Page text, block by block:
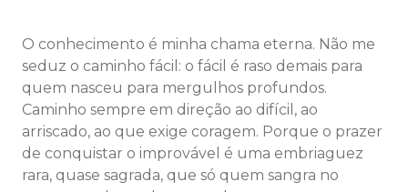
O conhecimento é minha chama eterna. Não me
seduz o caminho fácil: o fácil é raso demais para
quem nasceu para mergulhos profundos.
Caminho sempre em direção ao difícil, ao
arriscado, ao que exige coragem. Porque o prazer
de conquistar o improvável é uma embriaguez
rara, quase sagrada, que só quem sangra no